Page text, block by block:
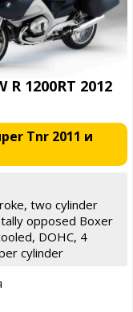
R 1200RT 2012
Tnr 2011 и
two cylinder
opposed Boxer
DOHC, 4
cylinder